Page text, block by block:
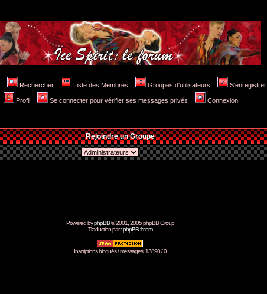
Rechercher Liste des Membres Groupes d'utilisateurs S'enregistrer
Profil Se connecter pour vérifier ses messages privés Connexion
Rejoindre un Groupe
Powered byphpBB© 2001, 2005 phpBB Group
Traduction par :phpBB-fr.com
Inscriptions bloqués / messages: 13890 / 0